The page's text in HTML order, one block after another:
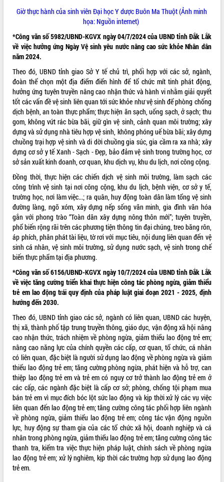
Trailer Lễ hội Sầu riêng Đắk Lắk năm
Khám bệnh, cấp phát thuốc miễn phí
và tặng quà người dân xã Cư Pui
Hội nghị UBND tỉnh Đắk Lắk thường kỳ
tháng 7/2026
Lễ truy tặng danh hiệu “Bà Mẹ Việt
Nam Anh hùng” và trao Huân chương
Lao động
UBND tỉnh Đắk Lắk triển khai nhiệm
vụ 6 tháng cuối năm 2026
Kỳ họp thứ Hai, Hội đồng nhân dân
tỉnh khóa XI quyết nghị nhiều nội dung
quan trọng
Bí thư Tỉnh ủy Lương Nguyễn Minh
Triết thăm, tặng quà người có công với
cách mạng
Rà soát, hoàn thiện hệ thống thiết chế
văn hóa, thể thao đáp ứng yêu cầu
phát triển mới
Thường trực HĐND tỉnh Đắk Lắk gặp
mặt Đoàn chuyên gia y tế TP. Hồ Chí
Minh
Lễ truy điệu và an táng hài cốt liệt sĩ
tại Nghĩa trang Liệt sĩ xã Sơn Hòa
Bàn giải pháp tháo gỡ khó khăn trong
xuất khẩu sầu riêng và triển khai quy
định EUDR
Thứ trưởng Bộ Nông nghiệp và Môi
trường Nguyễn Hoàng Hiệp khảo sát
vùng trồng và doanh nghiệp đóng gói
sầu riêng tại Đắk Lắk
Trình diễn nghệ thuật chế biến các
món ăn từ sầu riêng
Đắk Lắk công bố Quy hoạch và xúc
tiến đầu tư tỉnh
Ngành cá ngừ Đắk Lắk chủ động thích
ứng để giữ vững thị trường xuất khẩu
Diễn đàn Kinh tế tư nhân Việt Nam đột
phá cơ chế - Hợp tác công tư
Đề án 06 tạo bước ngoặt đột phá trong
cải cách hành chính tỉnh Đắk Lắk
ALBUM ẢNH
Giờ thực hành của sinh viên Đại học Y dược Buôn Ma Thuột(Ảnh minh
họa: Nguồn internet)
*Công văn số 5982/UBND-KGVX ngày 04/7/2024 của UBND tỉnh Đắk Lắk
về việc hưởng ứng Ngày Vệ sinh yêu nước nâng cao sức khỏe Nhân dân
năm 2024.
Theo đó, UBND tỉnh giao Sở Y tế chủ trì, phối hợp với các sở, ngành,
đoàn thể chọn một địa điểm điển hình để tổ chức mít tinh phát động,
hưởng ứng tuyên truyền nâng cao nhận thức và hành vi nhằm giải quyết
tốt các vấn đề vệ sinh liên quan tới sức khỏe như vệ sinh để phòng chống
dịch bệnh, an toàn thực phẩm; thực hiện ăn sạch, uống sạch, ở sạch; thu
gom, không vứt rác bừa bãi, giữ gìn vệ sinh, cảnh quan môi trường; xây
dựng và sử dụng nhà tiêu hợp vệ sinh, không phóng uế bừa bãi; xây dựng
chuồng trại hợp vệ sinh và di dời chuồng gia súc, gia cầm ra xa nhà; xây
dựng cơ sở y tế Xanh - Sạch - Đẹp, bảo đảm vệ sinh trong trường học, cơ
sở sản xuất kinh doanh, cơ quan, khu dịch vụ, khu du lịch, nơi công cộng.
Đồng thời, thực hiện các chiến dịch vệ sinh môi trường, làm sạch các
công trình vệ sinh tại nơi công cộng, khu du lịch, bệnh viện, cơ sở y tế,
trường học, nơi làm việc...; ra quân, huy động toàn dân làm tổng vệ sinh
đường làng, ngõ xóm, xây dựng nếp sống văn minh, gia đình văn hóa
gắn với phong trào “Toàn dân xây dựng nông thôn mới”; tuyên truyền,
phổ biến rộng rãi trên các phương tiện thông tin đại chúng, treo băng rôn,
áp phích, phân phát tài liệu, tờ rơi với mục tiêu, nội dung liên quan đến vệ
sinh cá nhân, vệ sinh môi trường, sử dụng nước sạch, vệ sinh trong chế
biến thực phẩm tại địa phương.
*Công văn số 6156/UBND-KGVX ngày 10/7/2024 của UBND tỉnh Đắk Lắk
về việc tăng cường triển khai thực hiện công tác phòng ngừa, giảm thiểu
trẻ em lao động trái quy định của pháp luật giai đoạn 2021 - 2025, định
hướng đến 2030.
Theo đó, UBND tỉnh giao các sở, ngành có liên quan, UBND các huyện,
thị xã, thành phố tập trung truyền thông, giáo dục, vận động xã hội nâng
cao nhận thức, trách nhiệm về phòng ngừa, giảm thiểu lao động trẻ em;
nâng cao năng lực của chính quyền các cấp, cơ quan, tổ chức, cá nhân
có liên quan, đặc biệt là người sử dụng lao động về phòng ngừa và giảm
thiểu lao động trẻ em; tăng cường phòng ngừa, phát hiện và hỗ trợ, can
thiệp lao động trẻ em và trẻ em có nguy cơ trở thành lao động trẻ em ở
các cấp, các ngành đặc biệt là cấp cơ sở; phòng, chống tội phạm mua
bán trẻ em vì mục đích bóc lột sức lao động và kịp thời xử lý các vụ việc
liên quan đến lao động trẻ em; tăng cường công tác phối hợp liên ngành
về phòng ngừa, giảm thiểu lao động trẻ em; công tác vận động nguồn
lực, huy động sự tham gia của các tổ chức xã hội, doanh nghiệp và cá
nhân trong phòng ngừa, giảm thiểu lao động trẻ em; tăng cường công tác
thanh tra, kiểm tra việc thực hiện pháp luật, chính sách về phòng ngừa
lao động trẻ em; xử lý nghiêm, kịp thời các trường hợp sử dụng lao động
trẻ em.